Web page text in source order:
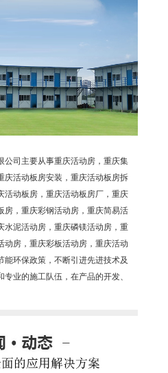
司主要从事重庆活动房，重庆集
庆活动板房安装，重庆活动板房拆
活动板房，重庆活动板房厂，重庆
房，重庆彩钢活动房，重庆简易活
水泥活动房，重庆磷镁活动房，重
动房，重庆彩板活动房，重庆活动
能环保政策，不断引进先进技术及
业的施工队伍，在产品的开发、